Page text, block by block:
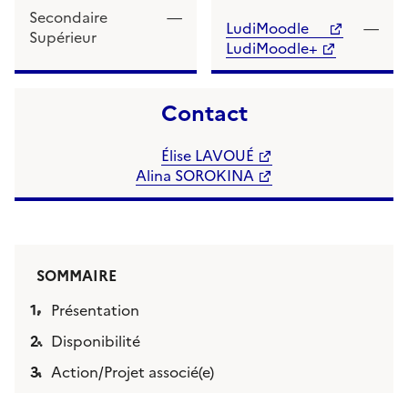
Secondaire —
Supérieur
LudiMoodle
—
LudiMoodle+
Contact
Élise LAVOUÉ
Alina SOROKINA
SOMMAIRE
Présentation
Disponibilité
Action/Projet associé(e)